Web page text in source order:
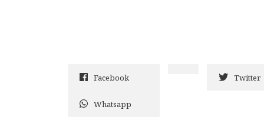
Facebook Twitter
Whatsapp